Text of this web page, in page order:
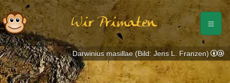
Wir Primaten
Darwinius masillae (Bild: Jens L. Franzen)